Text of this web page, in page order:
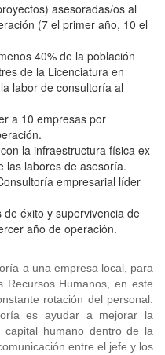
asesoradas/os al
(7 el primer año, 10 el
40% de la población
de la Licenciatura en
labor de consultoría al
a 10 empresas por
la infraestructura física ex
las labores de asesoría.
empresarial líder
éxito y supervivencia de
año de operación.
a una empresa local, para
Humanos, en este
rotación del personal.
es ayudar a mejorar la
humano dentro de la
entre el jefe y los